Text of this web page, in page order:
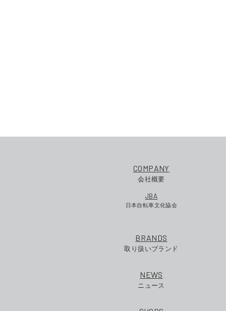
COMPANY
会社概要
JBA
日本自転車文化協会
BRANDS
取り扱いブランド
NEWS
ニュース